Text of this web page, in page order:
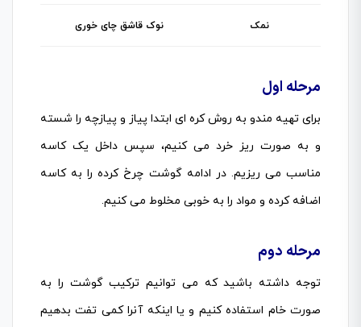
نمک نوک قاشق چای خوری
مرحله اول
برای تهیه مندو به روش کره ای ابتدا پیاز و پیازچه را شسته
و به صورت ریز خرد می کنیم، سپس داخل یک کاسه
مناسب می ریزیم. در ادامه گوشت چرخ کرده را به کاسه
اضافه کرده و مواد را به خوبی مخلوط می کنیم.
مرحله دوم
توجه داشته باشید که می توانیم ترکیب گوشت را به
صورت خام استفاده کنیم و یا اینکه آنرا کمی تفت بدهیم